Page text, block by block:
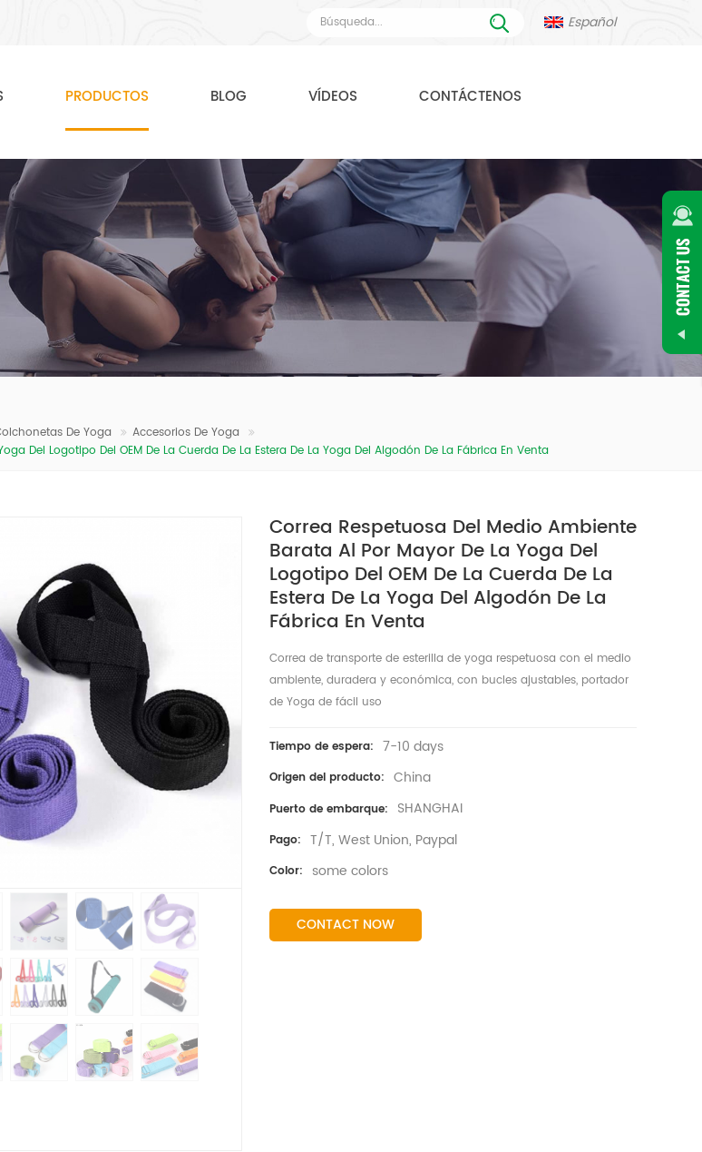
Español
PRODUCTOS BLOG VÍDEOS CONTÁCTENOS
De Yoga
Accesorios De Yoga
Del Logotipo Del OEM De La Cuerda De La Estera De La Yoga Del Algodón De La Fábrica En Venta
Correa Respetuosa Del Medio Ambiente
Barata Al Por Mayor De La Yoga Del
Logotipo Del OEM De La Cuerda De La
Estera De La Yoga Del Algodón De La
Fábrica En Venta
Correa de transporte de esterilla de yoga respetuosa con el medio
ambiente, duradera y económica, con bucles ajustables, portador
de Yoga de fácil uso
Tiempo de espera: 7-10 days
Origen del producto: China
Puerto de embarque: SHANGHAI
Pago: T/T, West Union, Paypal
Color: some colors
CONTACT NOW